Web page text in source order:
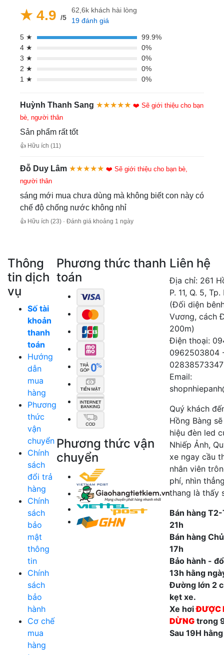
★ 4.9 /5
62,6k khách hài lòng
19 đánh giá
5 ★
99.9%
4 ★
0%
3 ★
0%
2 ★
0%
1 ★
0%
Huỳnh Thanh Sang ★★★★★ ❤️ Sẽ giới thiệu cho bạn
bè, người thân
Sản phẩm rất tốt
👍 Hữu ích (11)
Đỗ Duy Lâm ★★★★★ ❤️ Sẽ giới thiệu cho bạn bè,
người thân
sáng mới mua chưa dùng mà không biết con này có
chế độ chống nước không nhỉ
👍 Hữu ích (23) · Đánh giá khoảng 1 ngày
Thông
tin dịch
vụ
Số tài
khoản
thanh
toán
Hướng
dẫn
mua
hàng
Phương
thức
vận
chuyển
Chính
sách
đổi trả
hàng
Chính
sách
bảo
mật
thông
tin
Chính
sách
bảo
hành
Cơ chế
mua
hàng
Phương thức thanh
toán
Phương thức vận
chuyển
Liên hệ
Địa chỉ: 261
P. 11, Q. 5,
(Đối diện
Vương, cách
200m)
Điện thoại:
0962503804
02838573347
Email:
Quý khách
Hồng Bàng
hiệu đèn led
Nhiếp Ảnh,
xe ngay cầu
nhân viên
phí, nhìn
thang là thấy
Bán hàng
21h
Bán hàng
17h
Bảo hành -
13h hằng
Đường lớn 2
kẹt xe.
Xe hơiĐƯỢC
DỪNG trong
Sau 19H